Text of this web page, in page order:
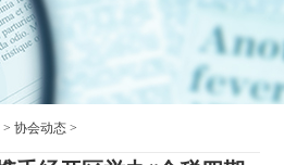
>协会动态 >